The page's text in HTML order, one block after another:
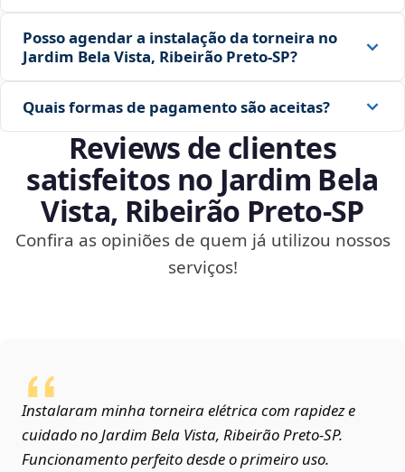
Posso agendar a instalação da torneira no
Jardim Bela Vista, Ribeirão Preto‑SP?
Quais formas de pagamento são aceitas?
Reviews de clientes
satisfeitos no Jardim Bela
Vista, Ribeirão Preto‑SP
Confira as opiniões de quem já utilizou nossos
serviços!
Instalaram minha torneira elétrica com rapidez e
cuidado no Jardim Bela Vista, Ribeirão Preto‑SP.
Funcionamento perfeito desde o primeiro uso.